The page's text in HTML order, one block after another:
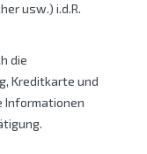
usw.) i.d.R.
die
Kreditkarte und
Informationen